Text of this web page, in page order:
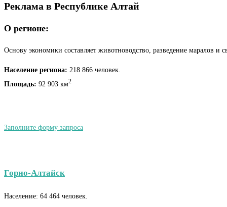
Реклама в Республике Алтай
О регионе:
Основу экономики составляет животноводство, разведение маралов и
Население региона: 218 866 человек.
Площадь: 92 903 км2
Заполните форму запроса
Горно-Алтайск
Население: 64 464 человек.